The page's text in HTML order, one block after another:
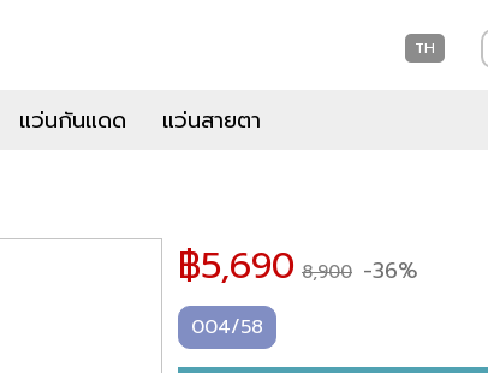
TH
แว่นกันแดด แว่นสายตา
฿5,690 8,900 -36%
004/58